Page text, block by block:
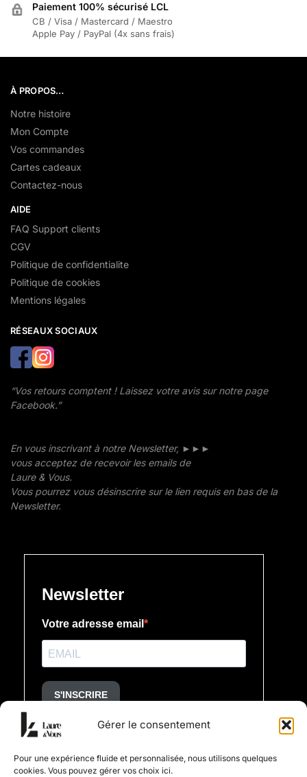
Gérer le consentement
Pour une expérience fluide et personnalisée, nous utilisons quelques
cookies. Vous pouvez gérer vos choix ici.
Paiement 100% sécurisé LCL
CB / Visa / Mastercard / Maestro
Apple Pay / PayPal (4x sans frais)
À PROPOS…
Notre histoire
Mon Compte
Vos commandes
Cartes cadeaux
Contactez-nous
AIDE
FAQ Support clients
CGV
Politique de confidentialite
Politique de cookies
Mentions légales
RÉSEAUX SOCIAUX
“Vos retours comptent ! Laissez votre avis sur notre page
Facebook.”
En vous inscrivant à notre Newsletter, ►►►
vous acceptez de recevoir les emails de
Laure & Vous.
Vous pourrez vous désinscrire sur le lien requis en bas de la
Newsletter.